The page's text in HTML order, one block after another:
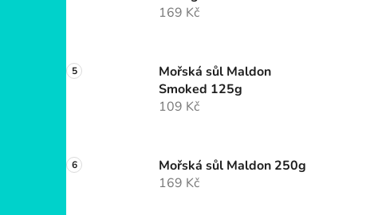
169 Kč
Mořská sůl Maldon
Smoked 125g
109 Kč
Mořská sůl Maldon 250g
169 Kč